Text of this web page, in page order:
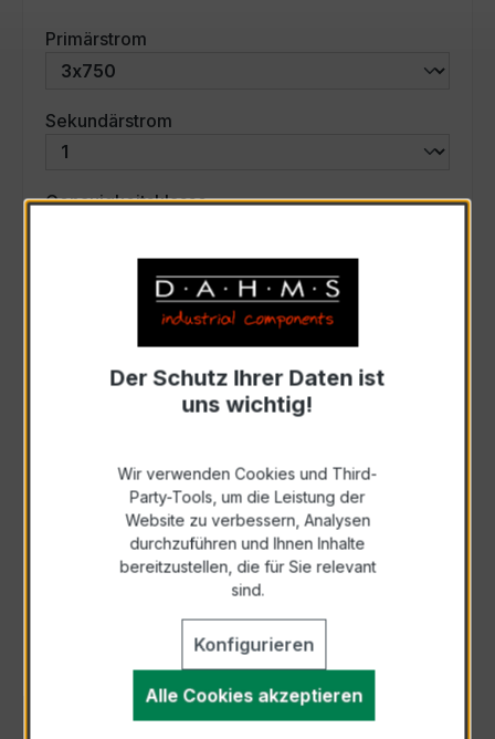
Primärstrom
Sekundärstrom
Genauigkeitsklasseauswählen
Scheinleistung (VA)auswählen
Auswahl zurücksetzen
Anfrage schriftlich
Als PDF exportieren
Der Schutz Ihrer Daten ist
uns wichtig!
Wir verwenden Cookies und Third-
Party-Tools, um die Leistung der
Website zu verbessern, Analysen
durchzuführen und Ihnen Inhalte
bereitzustellen, die für Sie relevant
sind.
Konfigurieren
Alle Cookies akzeptieren